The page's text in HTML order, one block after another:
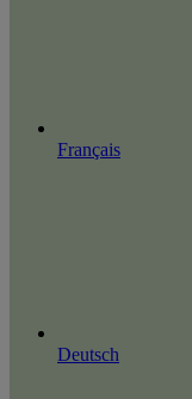
Français
Deutsch